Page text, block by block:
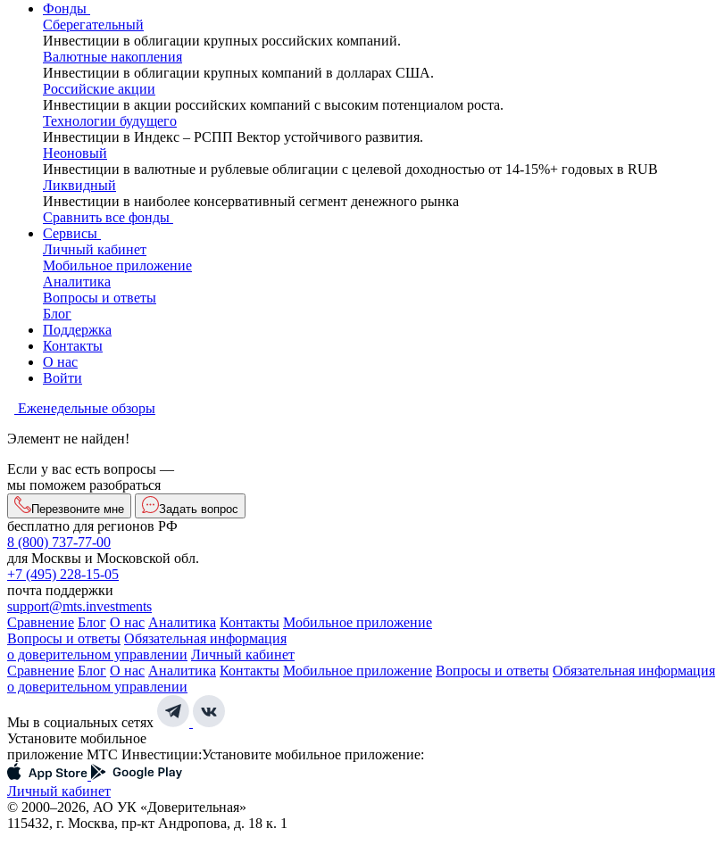
Фонды
Сберегательный
Инвестиции в облигации крупных российских компаний.
Валютные накопления
Инвестиции в облигации крупных компаний в долларах США.
Российские акции
Инвестиции в акции российских компаний с высоким потенциалом роста.
Технологии будущего
Инвестиции в Индекс – РСПП Вектор устойчивого развития.
Неоновый
Инвестиции в валютные и рублевые облигации с целевой доходностью от 14-15%+ годовых в RUB
Ликвидный
Инвестиции в наиболее консервативный сегмент денежного рынка
Сравнить все фонды
Сервисы
Личный кабинет
Мобильное приложение
Аналитика
Вопросы и ответы
Блог
Поддержка
Контакты
О нас
Войти
Еженедельные обзоры
Элемент не найден!
Если у вас есть вопросы —
мы поможем разобраться
Перезвоните мне Задать вопрос
бесплатно для регионов РФ
8 (800) 737-77-00
для Москвы и Московской обл.
+7 (495) 228-15-05
почта поддержки
support@mts.investments
Сравнение Блог О нас Аналитика Контакты Мобильное приложение
Вопросы и ответы Обязательная информация
о доверительном управлении Личный кабинет
Сравнение Блог О нас Аналитика Контакты Мобильное приложение Вопросы и ответы Обязательная информация
о доверительном управлении
Мы в социальных сетях
Установите мобильное
приложение МТС Инвестиции:Установите мобильное приложение:
Личный кабинет
© 2000–2026, АО УК «Доверительная»
115432, г. Москва, пр-кт Андропова, д. 18 к. 1